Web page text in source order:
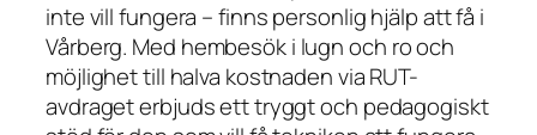
inte vill fungera – finns personlig hjälp att få i
Vårberg. Med hembesök i lugn och ro och
möjlighet till halva kostnaden via RUT-
avdraget erbjuds ett tryggt och pedagogiskt